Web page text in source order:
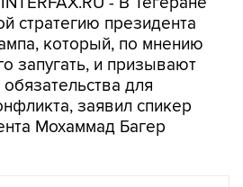
стратегию президента
который, по мнению
запугать, и призывают
для
заявил спикер
Мохаммад Багер